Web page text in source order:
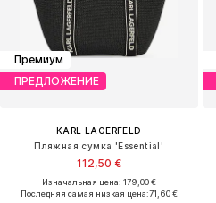
Премиум
ПРЕДЛОЖЕНИЕ
KARL LAGERFELD
Пляжная сумка 'Essential'
112,50 €
Изначальная цена: 179,00 €
Последняя самая низкая цена:71,60 €